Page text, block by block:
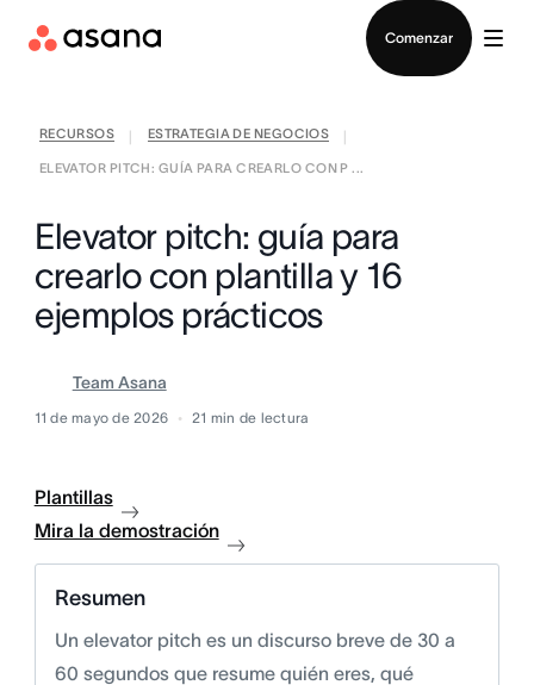
Comenzar
RECURSOS ESTRATEGIA DE NEGOCIOS
ELEVATOR PITCH: GUÍA PARA CREARLO CON P ...
Elevator pitch: guía para
crearlo con plantilla y 16
ejemplos prácticos
Team Asana
11 de mayo de 2026 21 min de lectura
Plantillas
Mira la demostración
Resumen
Un elevator pitch es un discurso breve de 30 a
60 segundos que resume quién eres, qué